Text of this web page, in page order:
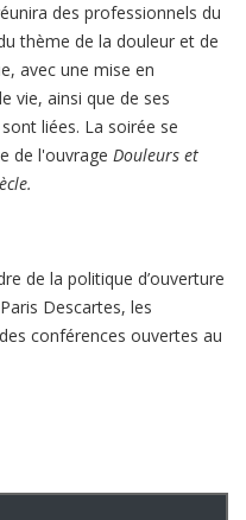
des professionnels du
thème de la douleur et de
avec une mise en
vie, ainsi que de ses
liées. La soirée se
de l'ouvrage Douleurs et
de la politique d’ouverture
Descartes, les
conférences ouvertes au